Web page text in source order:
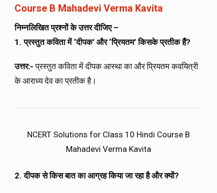
Course B Mahadevi Verma Kavita
निम्नलिखित प्रश्नों के उत्तर दीजिए –
1. प्रस्तुत कविता में ‘दीपक’ और ‘प्रियतम’ किसके प्रतीक हैं?
उत्तर:-प्रस्तुत कविता में दीपक आस्था का और प्रियतम कवयित्री
के आराध्य देव का प्रतीक है।
NCERT Solutions for Class 10 Hindi Course B
Mahadevi Verma Kavita
2. दीपक से किस बात का आग्रह किया जा रहा है और क्यों?